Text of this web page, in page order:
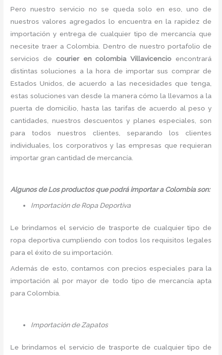
Pero nuestro servicio no se queda solo en eso, uno de
nuestros valores agregados lo encuentra en la rapidez de
importación y entrega de cualquier tipo de mercancía que
necesite traer a Colombia. Dentro de nuestro portafolio de
servicios de courier en colombia Villavicencio encontrará
distintas soluciones a la hora de importar sus comprar de
Estados Unidos, de acuerdo a las necesidades que tenga,
estas soluciones van desde la manera cómo la llevamos a la
puerta de domicilio, hasta las tarifas de acuerdo al peso y
cantidades, nuestros descuentos y planes especiales, son
para todos nuestros clientes, separando los clientes
individuales, los corporativos y las empresas que requieran
importar gran cantidad de mercancía.
Algunos de Los productos que podrá importar a Colombia son:
Importación de Ropa Deportiva
Le brindamos el servicio de trasporte de cualquier tipo de
ropa deportiva cumpliendo con todos los requisitos legales
para el éxito de su importación.
Además de esto, contamos con precios especiales para la
importación al por mayor de todo tipo de mercancía apta
para Colombia.
Importación de Zapatos
Le brindamos el servicio de trasporte de cualquier tipo de